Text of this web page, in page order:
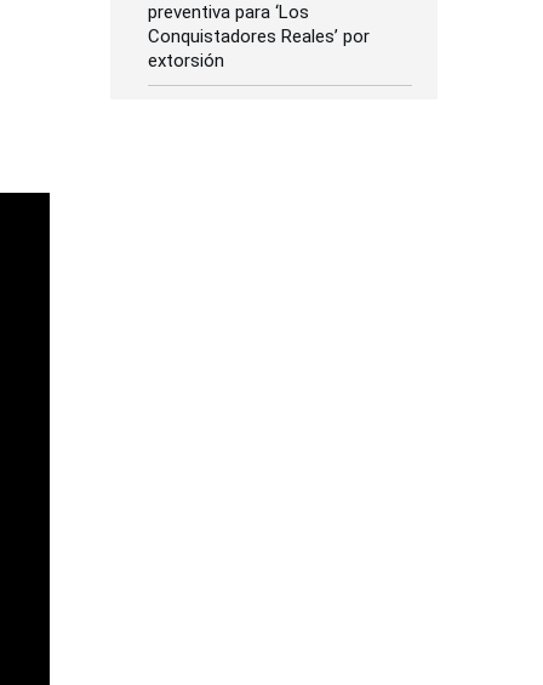
preventiva para ‘Los
Conquistadores Reales’ por
extorsión